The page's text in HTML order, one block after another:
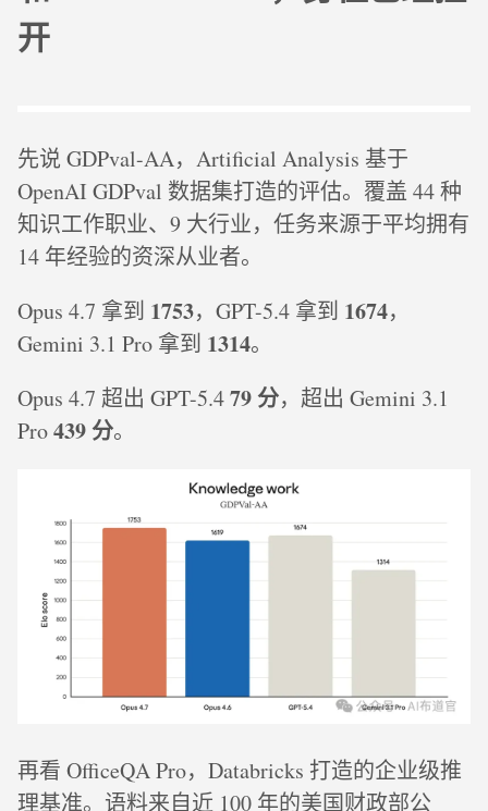
开
先说 GDPval-AA，Artificial Analysis 基于
OpenAI GDPval 数据集打造的评估。覆盖 44 种
知识工作职业、9 大行业，任务来源于平均拥有
14 年经验的资深从业者。
Opus 4.7 拿到 1753，GPT-5.4 拿到 1674，
Gemini 3.1 Pro 拿到 1314。
Opus 4.7 超出 GPT-5.479 分，超出 Gemini 3.1
Pro439 分。
再看 OfficeQA Pro，Databricks 打造的企业级推
理基准。语料来自近 100 年的美国财政部公